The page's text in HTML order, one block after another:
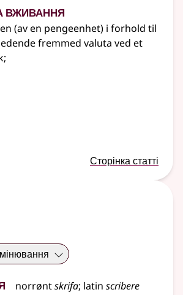
вживання
(av en pengeenhet) i forhold til
fremmed valuta ved et
;
Сторінка статті
norrøntskrifa; latin scribere